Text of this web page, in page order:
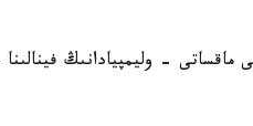
- وليمپيادانىڭ